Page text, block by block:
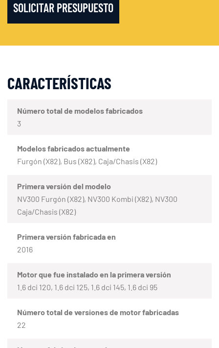
SOLICITAR PRESUPUESTO
CARACTERÍSTICAS
Número total de modelos fabricados
3
Modelos fabricados actualmente
Furgón (X82), Bus (X82), Caja/Chasis (X82)
Primera versión del modelo
NV300 Furgón (X82), NV300 Kombi (X82), NV300
Caja/Chasis (X82)
Primera versión fabricada en
2016
Motor que fue instalado en la primera versión
1.6 dci 120, 1.6 dci 125, 1.6 dci 145, 1.6 dci 95
Número total de versiones de motor fabricadas
22